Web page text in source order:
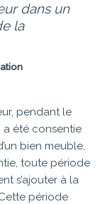
dans un
la
pendant le
a été consentie
bien meuble,
toute période
s’ajouter à la
période